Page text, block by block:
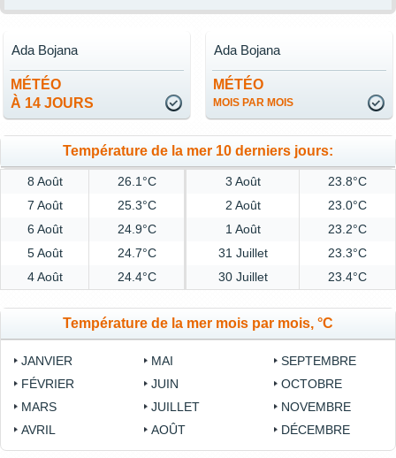
MÉTÉO
À 14 JOURS
Ada Bojana
MÉTÉO
MOIS PAR MOIS
Ada Bojana
Température de la mer 10 derniers jours:
8 Août 26.1°C 3 Août
23.8°C
7 Août
25.3°C 2 Août
23.0°C
6 Août
24.9°C 1 Août
23.2°C
5 Août
24.7°C 31 Juillet
23.3°C
4 Août
24.4°C 30 Juillet 23.4°C
Température de la mer mois par mois, °C
JANVIER
FÉVRIER
MARS
AVRIL
MAI
JUIN
JUILLET
AOÛT
SEPTEMBRE
OCTOBRE
NOVEMBRE
DÉCEMBRE